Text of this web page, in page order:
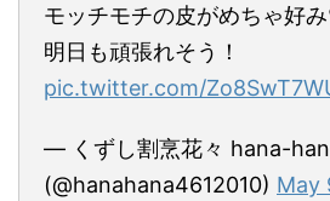
モッチモチの皮がめちゃ好
明日も頑張れそう！
pic.twitter.com/
— くずし割烹花々 hana-
(@hanahana4612010) May